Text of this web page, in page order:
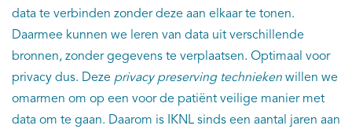
data te verbinden zonder deze aan elkaar te tonen.
Daarmee kunnen we leren van data uit verschillende
bronnen, zonder gegevens te verplaatsen. Optimaal voor
privacy dus. Deze privacy preserving technieken willen we
omarmen om op een voor de patiënt veilige manier met
data om te gaan. Daarom is IKNL sinds een aantal jaren aan